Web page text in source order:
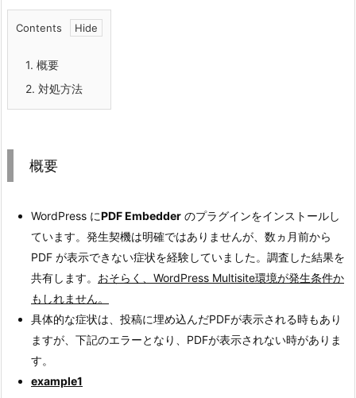
Contents
1. 概要
2. 対処方法
概要
WordPress にPDF Embedder のプラグインをインストールし
ています。発生契機は明確ではありませんが、数ヵ月前から
PDF が表示できない症状を経験していました。調査した結果を
共有します。 おそらく、WordPress Multisite環境が発生条件か
もしれません。
具体的な症状は、投稿に埋め込んだPDFが表示される時もあり
ますが、下記のエラーとなり、PDFが表示されない時がありま
す。
example1